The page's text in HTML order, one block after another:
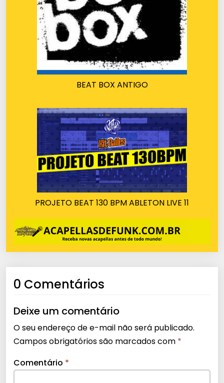
BEAT BOX ANTIGO
PROJETO BEAT 130 BPM ABLETON LIVE 11
0 Comentários
Deixe um comentário
O seu endereço de e-mail não será publicado.
Campos obrigatórios são marcados com *
Comentário *